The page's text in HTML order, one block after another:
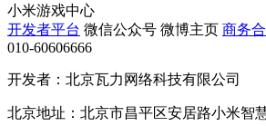
小米游戏中心
开发者平台 微信公众号 微博主页 商务
010-60606666
开发者：北京瓦力网络科技有限公司
北京地址：北京市昌平区安居路小米智